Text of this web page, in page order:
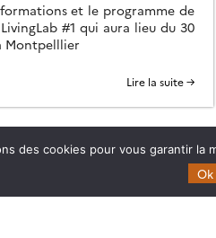
et le programme de
#1 qui aura lieu du 30
Montpelllier
Lire la suite →
des cookies pour vous garantir
Ok